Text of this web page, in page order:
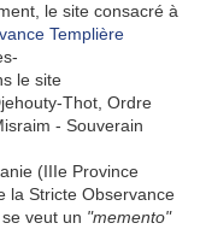
le site consacré à
Templière
le site
Thot, Ordre
- Souverain
(IIIe Province
la Stricte Observance
veut un "memento"